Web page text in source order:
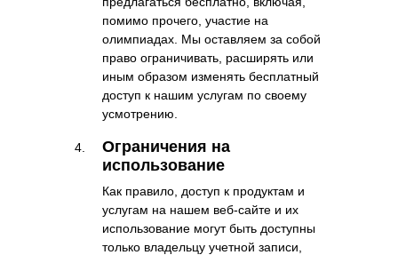
помимо прочего, участие на
олимпиадах. Мы оставляем за собой
право ограничивать, расширять или
иным образом изменять бесплатный
доступ к нашим услугам по своему
усмотрению.
Ограничения на
использование
Как правило, доступ к продуктам и
услугам на нашем веб-сайте и их
использование могут быть доступны
только владельцу учетной записи,